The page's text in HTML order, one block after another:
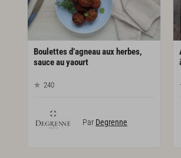
Boulettes d’agneau aux herbes,
sauce au yaourt
240
Par Degrenne